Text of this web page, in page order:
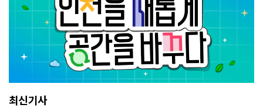
최신기사